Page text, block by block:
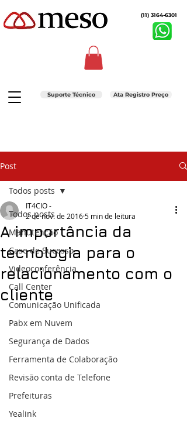
(11) 3164-6301
Suporte Técnico Ata Registro Preço
Post
Todos posts
Manutenção
Case de Sucesso
Videoconferência
Call Center
Comunicação Unificada
Pabx em Nuvem
Segurança de Dados
Ferramenta de Colaboração
Revisão conta de Telefone
Prefeituras
Yealink
Todos posts
A importância da
tecnologia para o
relacionamento com o
cliente
IT4CIO -
2 de nov. de 20165 min de leitura